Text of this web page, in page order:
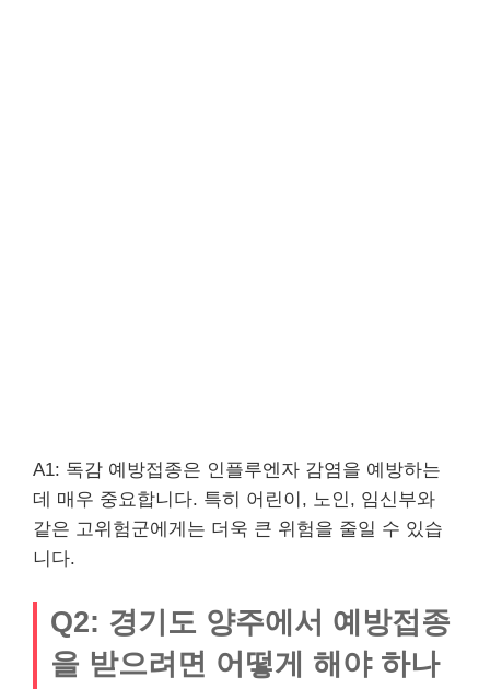
A1: 독감 예방접종은 인플루엔자 감염을 예방하는
데 매우 중요합니다. 특히 어린이, 노인, 임신부와
같은 고위험군에게는 더욱 큰 위험을 줄일 수 있습
니다.
Q2: 경기도 양주에서 예방접종
을 받으려면 어떻게 해야 하나